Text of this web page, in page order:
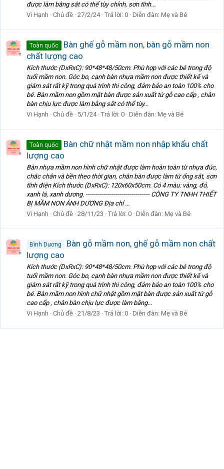
được làm bằng sắt có thể tùy chỉnh, sơn tĩnh...
Vi Hạnh
Chủ đề 27/2/24 Trả lời: 0 Diễn đàn: Mẹ và Bé
Toàn quốc
Bàn ghế gỗ mầm non, bàn gỗ mầm non
chất lượng cao
Kích thước (DxRxC): 90*48*48/50cm. Phù hợp với các bé trong độ
tuổi mầm non. Góc bo, cạnh bàn nhựa mầm non được thiết kế và
giám sát rất kỹ trong quá trình thi công, đảm bảo an toàn 100% cho
bé. Bàn mầm non gồm mặt bàn được sản xuất từ gỗ cao cấp , chân
bàn chịu lực được làm bằng sắt có thể tùy...
Vi Hạnh
Chủ đề 5/1/24 Trả lời: 0 Diễn đàn: Mẹ và Bé
Toàn quốc
Bàn chữ nhật mầm non nhập khẩu chất
lượng cao
Bàn nhựa mầm non hình chữ nhật được làm hoàn toàn từ nhựa đúc,
chắc chắn và bền theo thời gian, chân bàn được làm từ ống sắt, sơn
tĩnh điện Kích thước (DxRxC): 120x60x50cm. Có 4 màu: vàng, đỏ,
xanh lá, xanh dương. -------------------------------- CÔNG TY TNHH THIẾT
BỊ MẦM NON ÁNH DƯƠNG Địa chỉ ...
Vi Hạnh
Chủ đề 28/11/23 Trả lời: 0 Diễn đàn: Mẹ và Bé
Bình Dương
Bàn gỗ mầm non, ghế gỗ mầm non chất
lượng cao
Kích thước (DxRxC): 90*48*48/50cm. Phù hợp với các bé trong độ
tuổi mầm non. Góc bo, cạnh bàn nhựa mầm non được thiết kế và
giám sát rất kỹ trong quá trình thi công, đảm bảo an toàn 100% cho
bé. Bàn mầm non hình chữ nhật gồm mặt bàn được sản xuất từ gỗ
cao cấp , chân bàn chịu lực được làm bằng...
Vi Hạnh
Chủ đề 21/8/23 Trả lời: 0 Diễn đàn: Mẹ và Bé